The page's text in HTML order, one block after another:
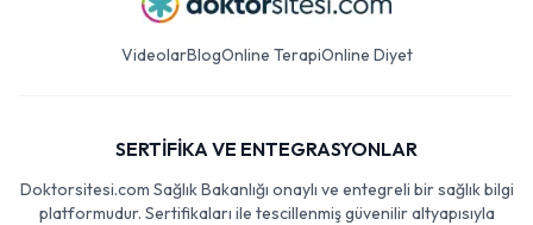
VideolarBlogOnline TerapiOnline Diyet
SERTİFİKA VE ENTEGRASYONLAR
Doktorsitesi.com Sağlık Bakanlığı onaylı ve entegreli bir sağlık bilgi
platformudur. Sertifikaları ile tescillenmiş güvenilir altyapısıyla